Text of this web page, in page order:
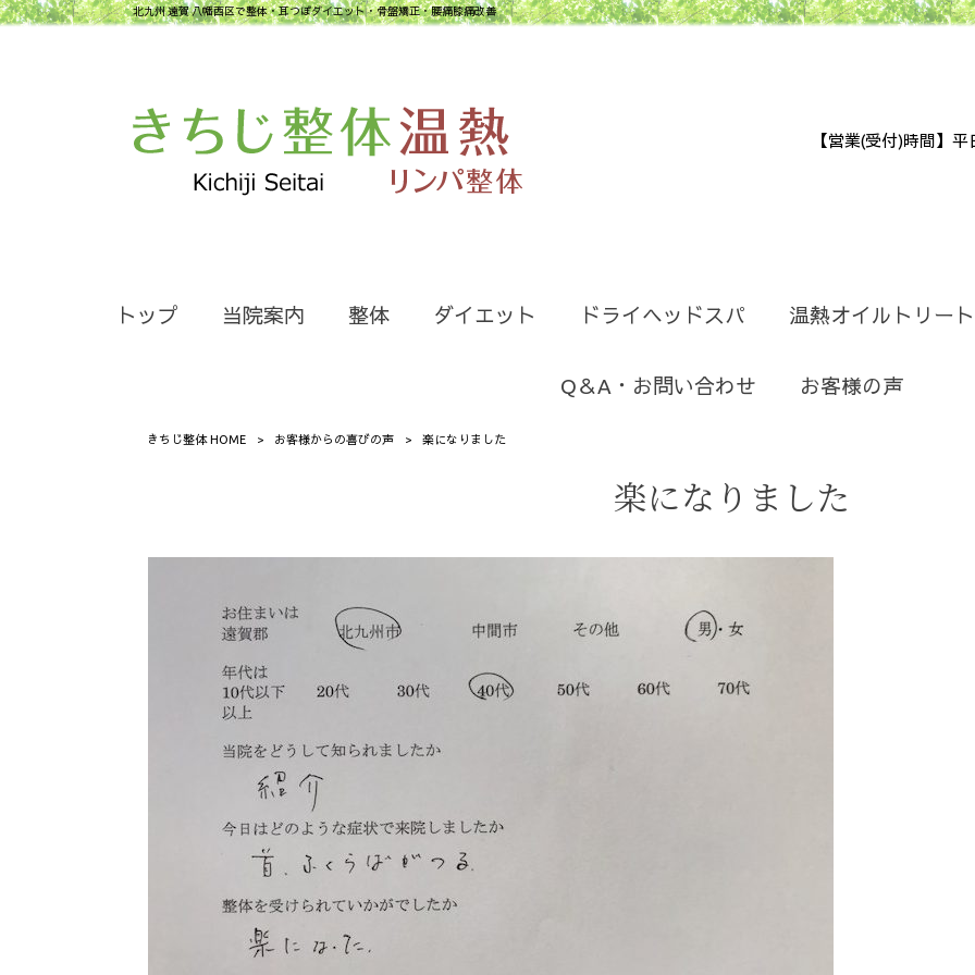
北九州 遠賀 八幡西区で整体・耳つぼダイエット・骨盤矯正・腰痛膝痛改善
【営業(受付)時間】
トップ 当院案内 整体 ダイエット ドライヘッドスパ 温熱オイルトリー
Q＆A・お問い合わせ お客様の声
きちじ整体 HOME > お客様からの喜びの声 > 楽になりました
楽になりました